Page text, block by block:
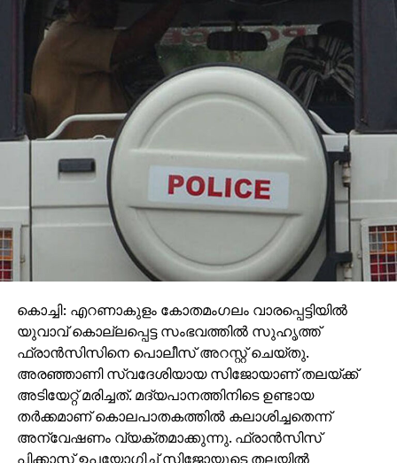
കൊച്ചി: എറണാകുളം കോതമംഗലം വാരപ്പെട്ടിയില്‍
യുവാവ് കൊല്ലപ്പെട്ട സംഭവത്തില്‍ സുഹൃത്ത്
ഫ്രാന്‍സിസിനെ പൊലീസ് അറസ്റ്റ് ചെയ്തു.
അരഞ്ഞാണി സ്വദേശിയായ സിജോയാണ് തലയ്ക്ക്
അടിയേറ്റ് മരിച്ചത്. മദ്യപാനത്തിനിടെ ഉണ്ടായ
തര്‍ക്കമാണ് കൊലപാതകത്തില്‍ കലാശിച്ചതെന്ന്
അന്വേഷണം വ്യക്തമാക്കുന്നു. ഫ്രാന്‍സിസ്
പിക്കാസ് ഉപയോഗിച്ച് സിജോയുടെ തലയില്‍